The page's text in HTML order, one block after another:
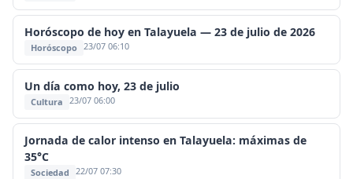
Horóscopo de hoy en Talayuela — 23 de julio de 2026
Horóscopo 23/07 06:10
Un día como hoy, 23 de julio
Cultura 23/07 06:00
Jornada de calor intenso en Talayuela: máximas de
35°C
Sociedad 22/07 07:30